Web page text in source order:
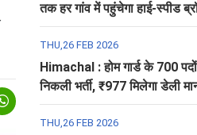
तक हर गांव में पहुंचेगा हाई-स्पीड
THU,26 FEB 2026
Himachal : होम गार्ड के 700
निकली भर्ती, ₹977 मिलेगा डेली
पूरी डिटेल
THU,26 FEB 2026